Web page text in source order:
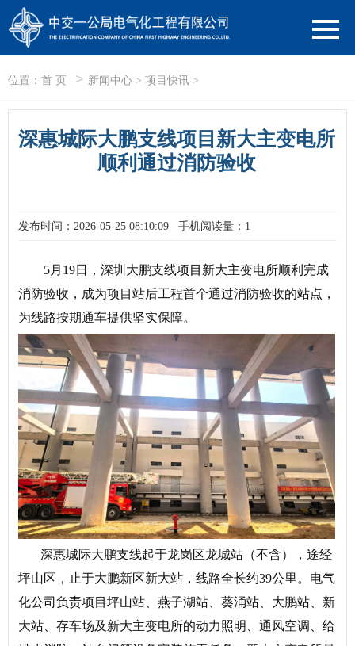
位置： 首 页 > 新闻中心 > 项目快讯 >
深惠城际大鹏支线项目新大主变电所
顺利通过消防验收
发布时间：2026-05-25 08:10:09 手机阅读量：1
5月19日，深圳大鹏支线项目新大主变电所顺利完成
消防验收，成为项目站后工程首个通过消防验收的站点，
为线路按期通车提供坚实保障。
深惠城际大鹏支线起于龙岗区龙城站（不含），途经
坪山区，止于大鹏新区新大站，线路全长约39公里。电气
化公司负责项目坪山站、燕子湖站、葵涌站、大鹏站、新
大站、存车场及新大主变电所的动力照明、通风空调、给